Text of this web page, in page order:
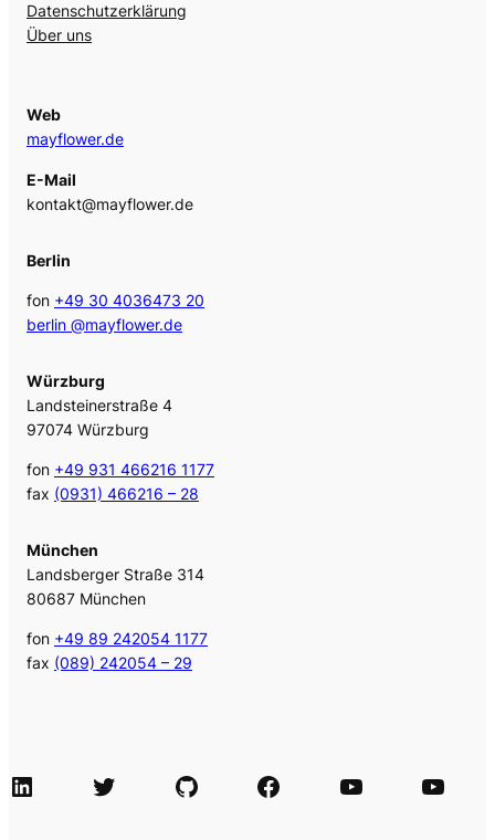
Datenschutzerklärung
Über uns
Web
mayflower.de
E-Mail
kontakt@mayflower.de
Berlin
fon +49 30 4036473 20
berlin @mayflower.de
Würzburg
Landsteinerstraße 4
97074 Würzburg
fon +49 931 466216 1177
fax (0931) 466216 – 28
München
Landsberger Straße 314
80687 München
fon +49 89 242054 1177
fax (089) 242054 – 29
LinkedIn Twitter GitHub Facebook Agile Videos Tech-Videos